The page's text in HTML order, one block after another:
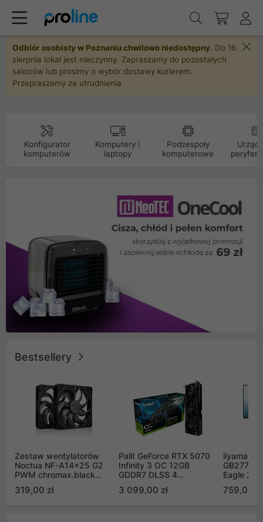
Odbiór osobisty w Poznaniu chwilowo niedostępny. Do 16
sierpnia lokal jest nieczynny. Zapraszamy do pozostałych
salonów lub prosimy o wybór dostawy kurierem.
Przepraszamy za utrudnienia.
Konfigurator
komputerów
Komputery i
laptopy
Podzespoły
komputerowe
Bestsellery
Zestaw wentylatorów
Noctua NF-A14x25 G2
PWM chromax.black
Push Pull (2szt)
319,00 zł
Palit GeForce RTX 5070
Infinity 3 OC 12GB
GDDR7 DLSS 4
GB2050S)
3 099,00 zł
iiyama G-
Eagle 27"
759,00 zł